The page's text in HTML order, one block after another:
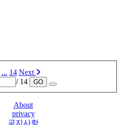
... 14 Next
/ 14
GO
About
privacy
공지사항